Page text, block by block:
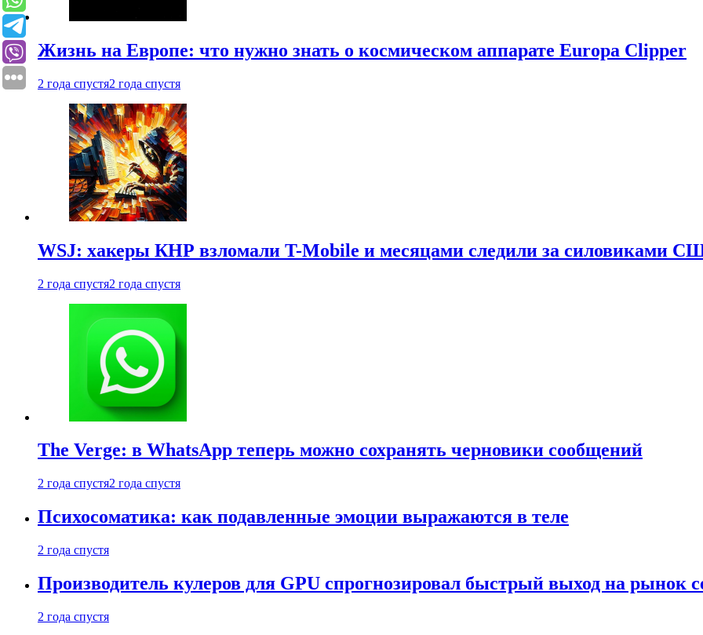
Жизнь на Европе: что нужно знать о космическом аппарате Europa Clipper
2 года спустя2 года спустя
WSJ: хакеры КНР взломали T-Mobile и месяцами следили за силовиками
2 года спустя2 года спустя
The Verge: в WhatsApp теперь можно сохранять черновики сообщений
2 года спустя2 года спустя
Психосоматика: как подавленные эмоции выражаются в теле
2 года спустя
Производитель кулеров для GPU спрогнозировал быстрый выход на рынок
2 года спустя